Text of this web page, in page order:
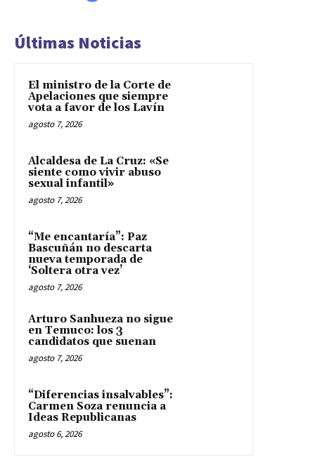
Últimas Noticias
El ministro de la Corte de
Apelaciones que siempre
vota a favor de los Lavín
agosto 7, 2026
Alcaldesa de La Cruz: «Se
siente como vivir abuso
sexual infantil»
agosto 7, 2026
“Me encantaría”: Paz
Bascuñán no descarta
nueva temporada de
‘Soltera otra vez’
agosto 7, 2026
Arturo Sanhueza no sigue
en Temuco: los 3
candidatos que suenan
agosto 7, 2026
“Diferencias insalvables”:
Carmen Soza renuncia a
Ideas Republicanas
agosto 6, 2026